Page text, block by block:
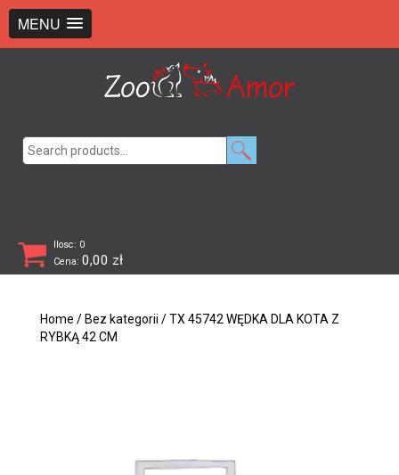
MENU
Ilosc: 0
Cena: 0,00 zł
Home / Bez kategorii / TX 45742 WĘDKA DLA KOTA Z
RYBKĄ 42 CM